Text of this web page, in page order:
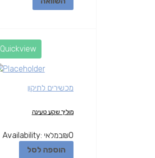
Quickview
מכשירים לתיקון
מוליך שקע טעינה
₪0
Availability: במלאי
הוספה לסל